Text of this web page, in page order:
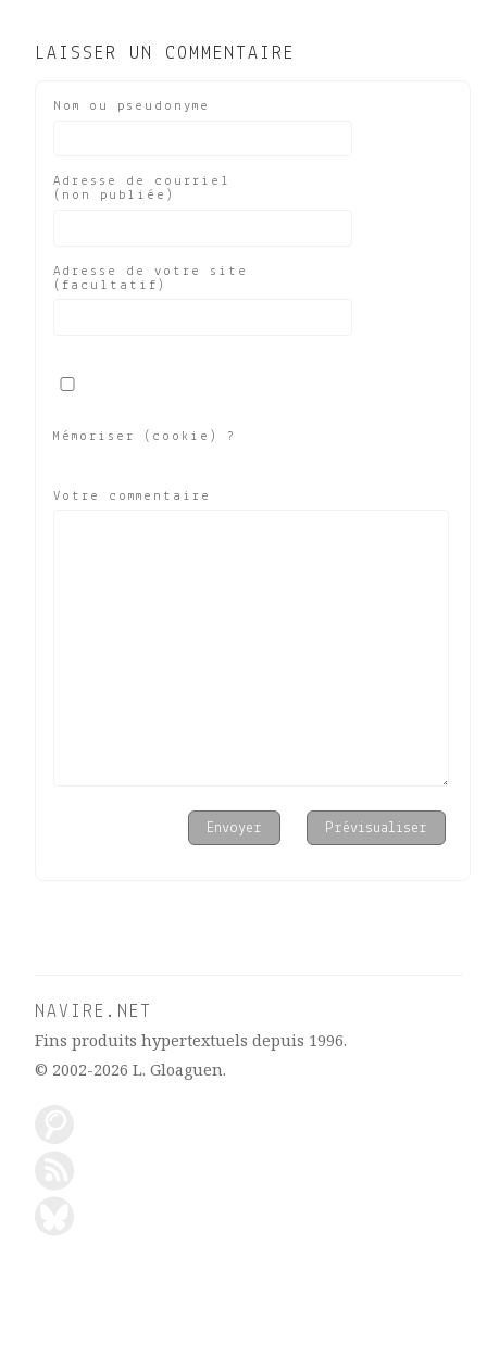
LAISSER UN COMMENTAIRE
Nom ou pseudonyme
Adresse de courriel
(non publiée)
Adresse de votre site
(facultatif)
Mémoriser (cookie) ?
Votre commentaire
NAVIRE.NET
Fins produits hypertextuels depuis 1996.
© 2002-2026 L. Gloaguen.